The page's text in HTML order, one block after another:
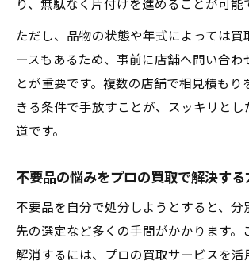
り、無駄なく片付けを進めることが可能
ただし、品物の状態や年式によっては買
ースもあるため、事前に店舗へ問い合わ
とが重要です。複数の店舗で相見積もり
きる条件で手放すことが、スッキリとし
道です。
不要品の悩みをプロの買取で解決する
不要品を自分で処分しようとすると、分
先の選定など多くの手間がかかります。
解消するには、プロの買取サービスを活